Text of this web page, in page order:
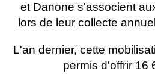
et Danone s'associent
lors de leur collecte
L'an dernier, cette
permis d'offrir 16